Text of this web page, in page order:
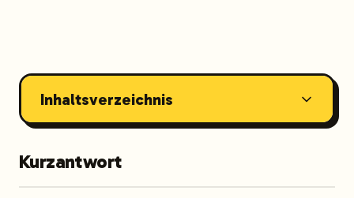
Inhaltsverzeichnis
Kurzantwort